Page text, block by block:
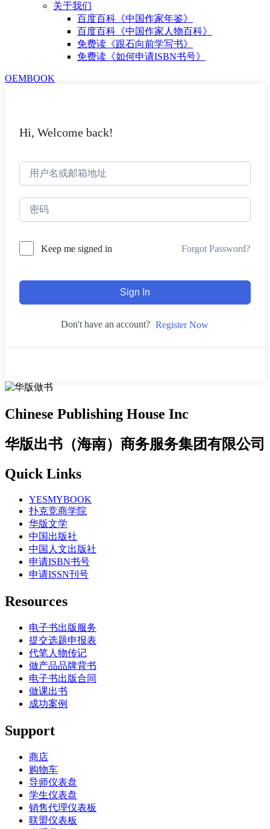
关于我们
百度百科《中国作家年鉴》
百度百科《中国作家人物百科》
免费读《跟石向前学写书》
免费读《如何申请ISBN书号》
OEMBOOK
Hi, Welcome back!
Keep me signed in Forgot Password?
Sign In
Don't have an account? Register Now
Chinese Publishing House Inc
华版出书（海南）商务服务集团有限公司
Quick Links
YESMYBOOK
扑克竞商学院
华版文学
中国出版社
中国人文出版社
申请ISBN书号
申请ISSN刊号
Resources
电子书出版服务
提交选题申报表
代笔人物传记
做产品品牌背书
电子书出版合同
做课出书
成功案例
Support
商店
购物车
导师仪表盘
学生仪表盘
销售代理仪表板
联盟仪表板